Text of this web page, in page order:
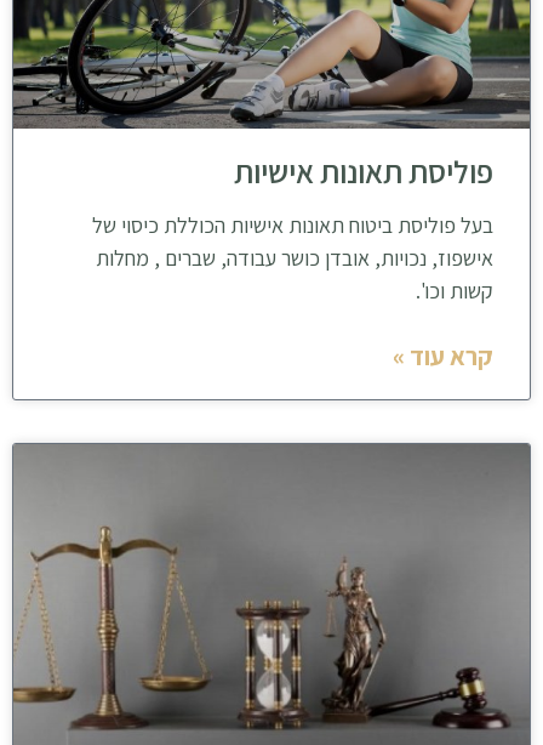
פוליסת תאונות אישיות
בעל פוליסת ביטוח תאונות אישיות הכוללת כיסוי של
אישפוז, נכויות, אובדן כושר עבודה, שברים , מחלות
קשות וכו'.
קרא עוד »